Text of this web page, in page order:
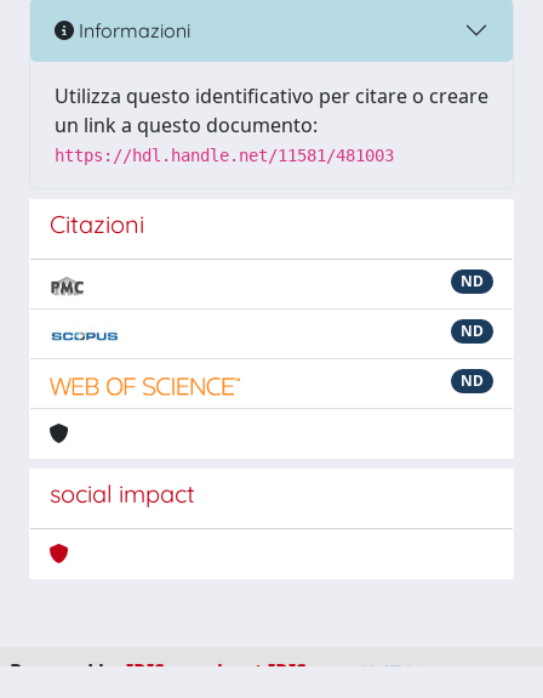
Informazioni
Utilizza questo identificativo per citare o creare
un link a questo documento:
https://hdl.handle.net/11581/481003
Citazioni
ND
ND
ND
social impact
Powered by IRIS about IRIS